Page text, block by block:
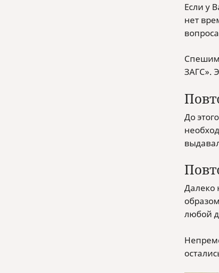
Если у
нет
Спешим
ЗАГС».
До
Далеко
любой